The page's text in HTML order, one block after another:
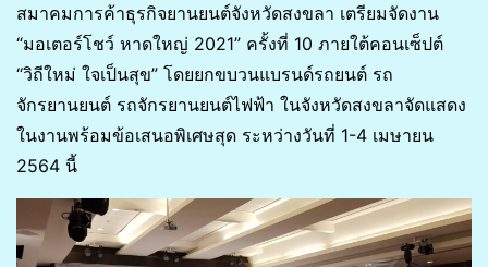
สมาคมการค้าธุรกิจยานยนต์จังหวัดสงขลา เตรียมจัดงาน
“มอเตอร์โชว์ หาดใหญ่ 2021” ครั้งที่ 10 ภายใต้คอนเซ็ปต์
“วิถีใหม่ ใจเป็นสุข” โดยยกขบวนแบรนด์รถยนต์ รถ
จักรยานยนต์ รถจักรยานยนต์ไฟฟ้า ในจังหวัดสงขลาจัดแสดง
ในงานพร้อมข้อเสนอพิเศษสุด ระหว่างวันที่ 1-4 เมษายน
2564 นี้